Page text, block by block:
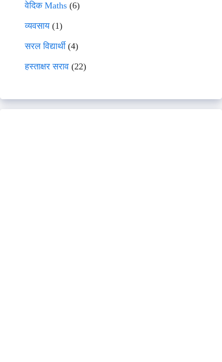
वेदिक Maths (6)
व्यवसाय(1)
सरल विद्यार्थी(4)
हस्ताक्षर सराव (22)